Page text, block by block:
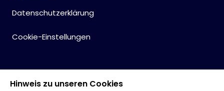
Datenschutzerklärung
Cookie-Einstellungen
Hinweis zu unseren Cookies